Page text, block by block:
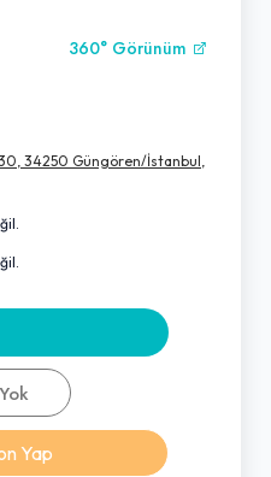
360° Görünüm
34250 Güngören/İstanbul,
Yap